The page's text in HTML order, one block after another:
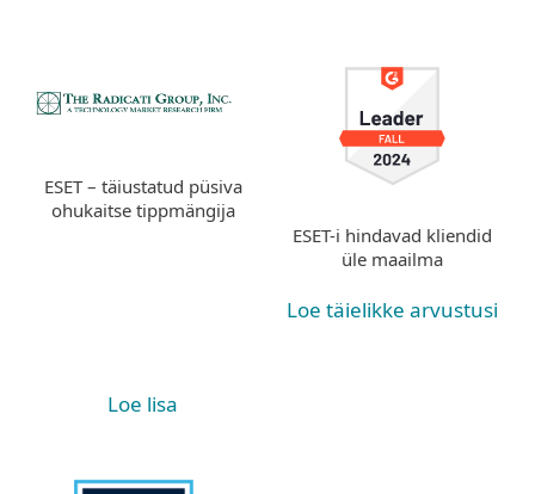
ESET – täiustatud püsiva
ohukaitse tippmängija
Loe lisa
ESET-i hindavad kliendid
üle maailma
Loe täielikke arvustusi